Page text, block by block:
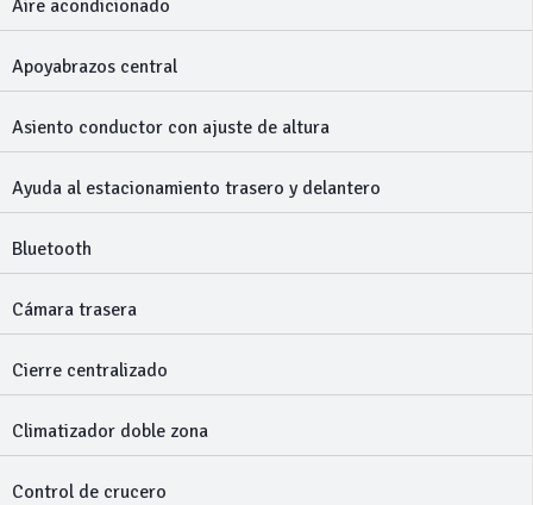
Aire acondicionado
Apoyabrazos central
Asiento conductor con ajuste de altura
Ayuda al estacionamiento trasero y delantero
Bluetooth
Cámara trasera
Cierre centralizado
Climatizador doble zona
Control de crucero